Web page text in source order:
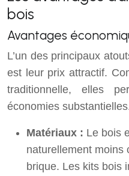
bois
Avantages
L’un des principaux
est leur prix attractif.
traditionnelle, elles
économies
Matériaux : Le bois
naturellement moins
brique. Les kits bois